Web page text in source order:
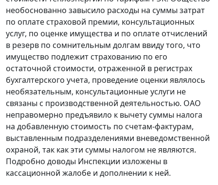
необоснованно завысило расходы на суммы затрат
по оплате страховой премии, консультационных
услуг, по оценке имущества и по оплате отчислений
в резерв по сомнительным долгам ввиду того, что
имущество подлежит страхованию по его
остаточной стоимости, отраженной в регистрах
бухгалтерского учета, проведение оценки являлось
необязательным, консультационные услуги не
связаны с производственной деятельностью. ОАО
неправомерно предъявило к вычету суммы налога
на добавленную стоимость по счетам-фактурам,
выставленным подразделениями вневедомственной
охраной, так как эти суммы налогом не являются.
Подробно доводы Инспекции изложены в
кассационной жалобе и дополнении к ней.